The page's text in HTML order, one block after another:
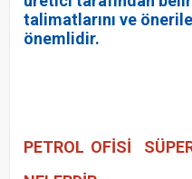
talimatlarını ve
önemlidir.
PETROL OFİSİ